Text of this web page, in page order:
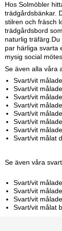
Hos Solmöbler
trädgårdsbänkar.
stilren och fräsch
trädgårdsbord
naturlig
par härliga svarta
mysig social
Se även alla våra
Svart/vit
Svart/vit
Svart/vit
Svart/vit
Svart/vit
Svart/vit
Svart/vit
Svart/vit målat
Se även våra
Svart/vit
Svart/vit
Svart/vit
Svart/vit målat